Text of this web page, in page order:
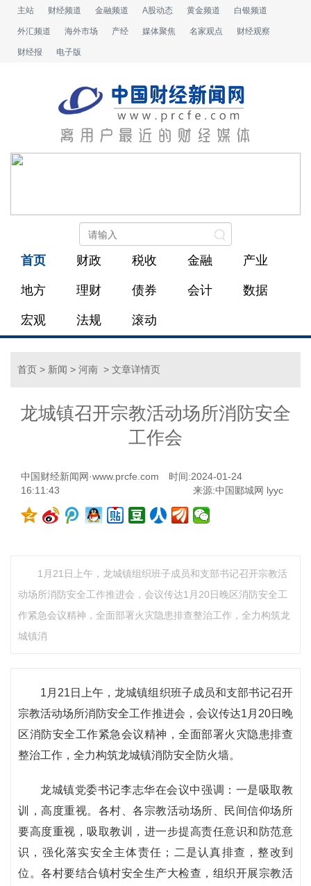
主站 财经频道 金融频道 A股动态 黄金频道 白银频道
外汇频道 海外市场 产经 媒体聚焦 名家观点 财经观察
财经报 电子版
首页 财政 税收 金融 产业
地方 理财 债券 会计 数据
宏观 法规 滚动
首页 > 新闻 > 河南 > 文章详情页
龙城镇召开宗教活动场所消防安全
工作会
中国财经新闻网·www.prcfe.com
时间:2024-01-24
16:11:43
来源:中国郾城网 lyyc
1月21日上午，龙城镇组织班子成员和支部书记召开宗教活
动场所消防安全工作推进会，会议传达1月20日晚区消防安全工
作紧急会议精神，全面部署火灾隐患排查整治工作，全力构筑龙
城镇消
1月21日上午，龙城镇组织班子成员和支部书记召开
宗教活动场所消防安全工作推进会，会议传达1月20日晚
区消防安全工作紧急会议精神，全面部署火灾隐患排查
整治工作，全力构筑龙城镇消防安全防火墙。
龙城镇党委书记李志华在会议中强调：一是吸取教
训，高度重视。各村、各宗教活动场所、民间信仰场所
要高度重视，吸取教训，进一步提高责任意识和防范意
识，强化落实安全主体责任；二是认真排查，整改到
位。各村要结合镇村安全生产大检查，组织开展宗教活